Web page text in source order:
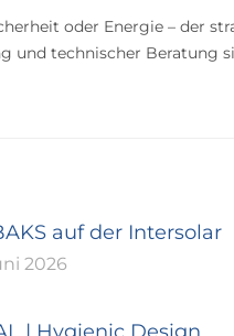
oder Energie – der
und technischer Beratung
auf der Intersolar
2026